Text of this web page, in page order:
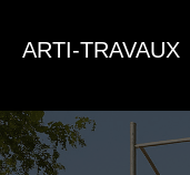
ARTI-TRAVAUX